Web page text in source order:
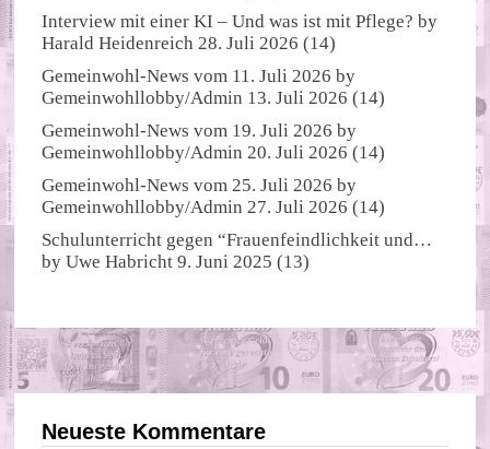
Interview mit einer KI – Und was ist mit Pflege? by
Harald Heidenreich 28. Juli 2026 (14)
Gemeinwohl-News vom 11. Juli 2026 by
Gemeinwohllobby/Admin 13. Juli 2026 (14)
Gemeinwohl-News vom 19. Juli 2026 by
Gemeinwohllobby/Admin 20. Juli 2026 (14)
Gemeinwohl-News vom 25. Juli 2026 by
Gemeinwohllobby/Admin 27. Juli 2026 (14)
Schulunterricht gegen “Frauenfeindlichkeit und…
byUwe Habricht 9. Juni 2025 (13)
Neueste Kommentare